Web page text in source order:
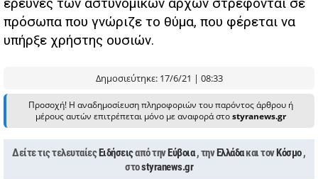
έρευνες των αστυνομικών αρχών στρέφονται σε
πρόσωπα που γνώριζε το θύμα, που φέρεται να
υπήρξε χρήστης ουσιών.
Δημοσιεύτηκε: 17/6/21 | 08:33
Προσοχή! Η αναδημοσίευση πληροφοριών του παρόντος άρθρου ή
μέρους αυτών επιτρέπεται μόνο με αναφορά στοstyranews.gr
Δείτε τις τελευταίες Ειδήσειςαπό την Εύβοια , την Ελλάδακαι τον Κόσμο,
στοstyranews.gr